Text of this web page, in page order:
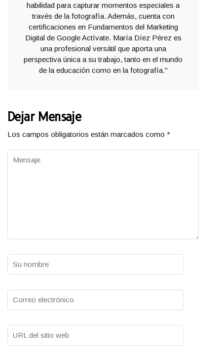
habilidad para capturar momentos especiales a
través de la fotografía. Además, cuenta con
certificaciones en Fundamentos del Marketing
Digital de Google Actívate. María Díez Pérez es
una profesional versátil que aporta una
perspectiva única a su trabajo, tanto en el mundo
de la educación como en la fotografía."
Dejar Mensaje
Los campos obligatorios están marcados como *